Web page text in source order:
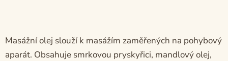
Masážní olej slouží k masážím zaměřených na pohybový
aparát. Obsahuje smrkovou pryskyřici, mandlový olej,